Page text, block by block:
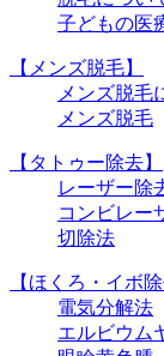
子どもの医
【メンズ脱毛】
メンズ脱毛
メンズ脱毛
【タトゥー除去】
レーザー除
コンビレー
切除法
【ほくろ・イボ除
電気分解法
エルビウム